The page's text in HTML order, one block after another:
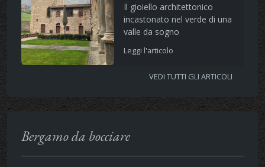
Il gioiello architettonico
incastonato nel verde di una
valle da sogno
Leggi l'articolo
VEDI TUTTI GLI ARTICOLI
Bergamo da bocciare